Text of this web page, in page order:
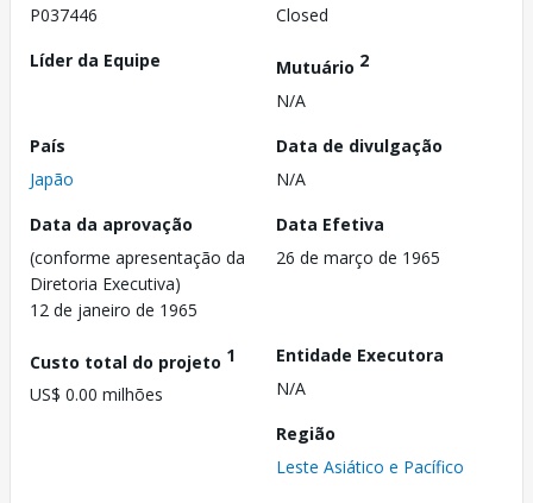
P037446
Closed
Líder da Equipe
Mutuário 2
N/A
País
Japão
Data de divulgação
N/A
Data da aprovação
(conforme apresentação da
Diretoria Executiva)
12 de janeiro de 1965
Data Efetiva
26 de março de 1965
Custo total do projeto 1
US$ 0.00 milhões
Entidade Executora
N/A
Região
Leste Asiático e Pacífico